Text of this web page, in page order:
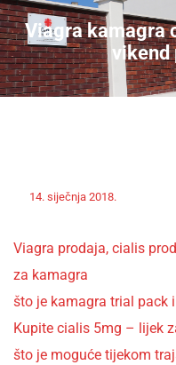
Viagra kamagra
vikend
14. siječnja 2018.
Viagra prodaja, cialis
za kamagra
što je kamagra trial pack
Kupite cialis 5mg – lijek
što je moguće tijekom